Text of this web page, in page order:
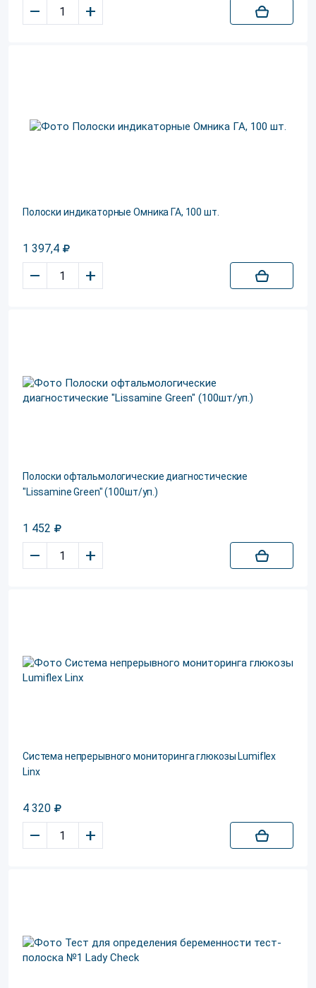
– +
Полоски индикаторные Омника ГА, 100 шт.
1 397,4
– +
Полоски офтальмологические диагностические
"Lissamine Green" (100шт/уп.)
1 452
– +
Система непрерывного мониторинга глюкозы Lumiflex
Linx
4 320
– +